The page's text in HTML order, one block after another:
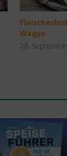
Wagyu
28.